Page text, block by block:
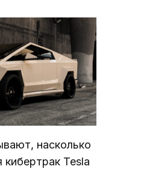
насколько
кибертрак Tesla